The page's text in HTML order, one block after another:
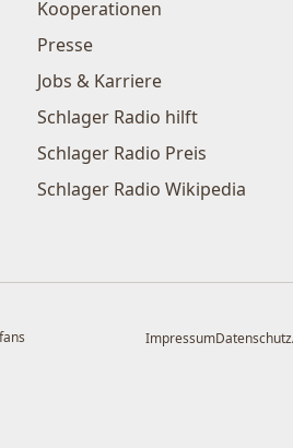
Kooperationen
Presse
Jobs & Karriere
Schlager Radio hilft
Schlager Radio Preis
Schlager Radio Wikipedia
ImpressumDatenschutz